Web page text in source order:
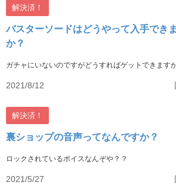
解決済！
バスターソードはどうやって入手でき
か？
ガチャにいないのですがどうすればゲットできます
2021/8/12
解決済！
裏ショップの音声ってなんですか？
ロックされているボイスなんぞや？？
2021/5/27